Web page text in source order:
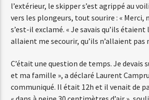
l’extérieur, le skipper s’est agrippé au
vers les plongeurs, tout sourire : « Merci,
s’est-il exclamé. « Je savais qu’ils étaient
allaient me secourir, qu’ils n’allaient pas
C’était une question de temps. Je devais
et ma famille », a déclaré Laurent
communiqué. Il était 12h et il venait de